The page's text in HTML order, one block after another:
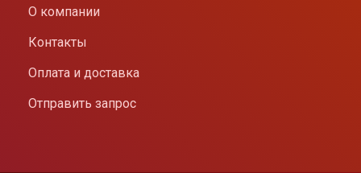
О компании
Контакты
Оплата и доставка
Отправить запрос